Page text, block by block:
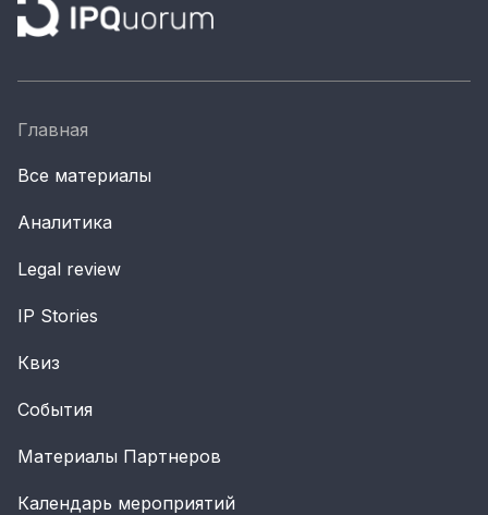
Главная
Все материалы
Аналитика
Legal review
IP Stories
Квиз
События
Материалы Партнеров
Календарь мероприятий